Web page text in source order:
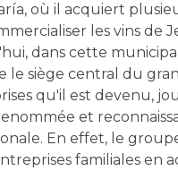
où il acquiert
les vins de
dans cette
le siège central du
qu'il est devenu,
et
En effet, le
familiales en